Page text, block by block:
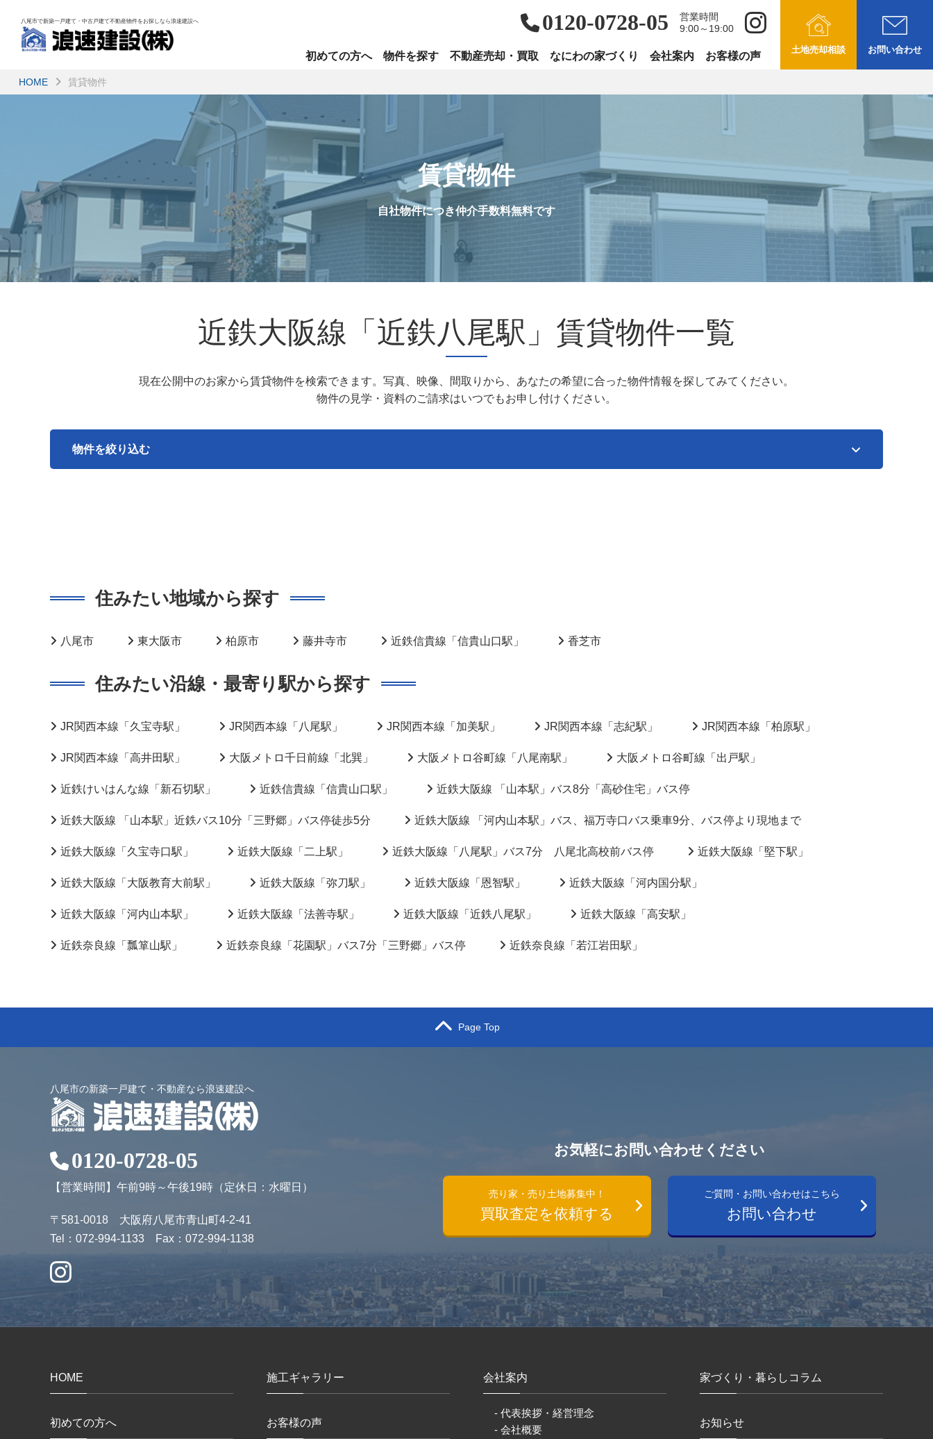
八尾市で新築一戸建て・中古戸建て不動産物件を お探しなら浪速建設へ 0120-0728-05
営業時間
9:00～19:00
初めての方へ 物件を探す 不動産売却・買取 なにわの家づくり 会社案内 お客様の声
土地売却相談 お問い合わせ
HOME 賃貸物件
賃貸物件
自社物件につき仲介手数料無料です
近鉄大阪線「近鉄八尾駅」賃貸物件一覧
現在公開中のお家から賃貸物件を検索できます。写真、映像、間取りから、あなたの希望に合った物件情報を探してみてください。
物件の見学・資料のご請求はいつでもお申し付けください。
物件を絞り込む
住みたい地域から探す
八尾市 東大阪市 柏原市 藤井寺市 近鉄信貴線「信貴山口駅」 香芝市
住みたい沿線・最寄り駅から探す
JR関西本線「久宝寺駅」 JR関西本線「八尾駅」 JR関西本線「加美駅」 JR関西本線「志紀駅」 JR関西本線「柏原駅」
JR関西本線「高井田駅」 大阪メトロ千日前線「北巽」 大阪メトロ谷町線「八尾南駅」 大阪メトロ谷町線「出戸駅」
近鉄けいはんな線「新石切駅」 近鉄信貴線「信貴山口駅」 近鉄大阪線 「山本駅」バス8分「高砂住宅」バス停
近鉄大阪線 「山本駅」近鉄バス10分「三野郷」バス停徒歩5分 近鉄大阪線 「河内山本駅」バス、福万寺口バス乗車9分、バス停より現地まで
近鉄大阪線「久宝寺口駅」 近鉄大阪線「二上駅」 近鉄大阪線「八尾駅」バス7分 八尾北高校前バス停 近鉄大阪線「堅下駅」
近鉄大阪線「大阪教育大前駅」 近鉄大阪線「弥刀駅」 近鉄大阪線「恩智駅」 近鉄大阪線「河内国分駅」
近鉄大阪線「河内山本駅」 近鉄大阪線「法善寺駅」 近鉄大阪線「近鉄八尾駅」 近鉄大阪線「高安駅」
近鉄奈良線「瓢箪山駅」 近鉄奈良線「花園駅」バス7分「三野郷」バス停 近鉄奈良線「若江岩田駅」
Page Top
八尾市の新築一戸建て・不動産なら浪速建設へ
0120-0728-05
【営業時間】午前9時～午後19時（定休日：水曜日）
〒581-0018 大阪府八尾市青山町4-2-41
Tel：072-994-1133 Fax：072-994-1138
お気軽にお問い合わせください
売り家・売り土地募集中！
買取査定を依頼する
ご質問・お問い合わせはこちら
お問い合わせ
HOME
初めての方へ
施工ギャラリー
お客様の声
会社案内
- 代表挨拶・経営理念
- 会社概要
家づくり・暮らしコラム
お知らせ